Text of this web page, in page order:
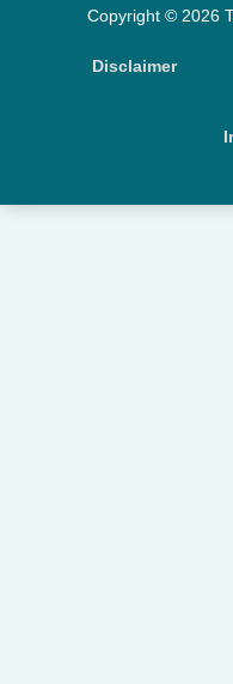
Copyright © 2026
Disclaimer